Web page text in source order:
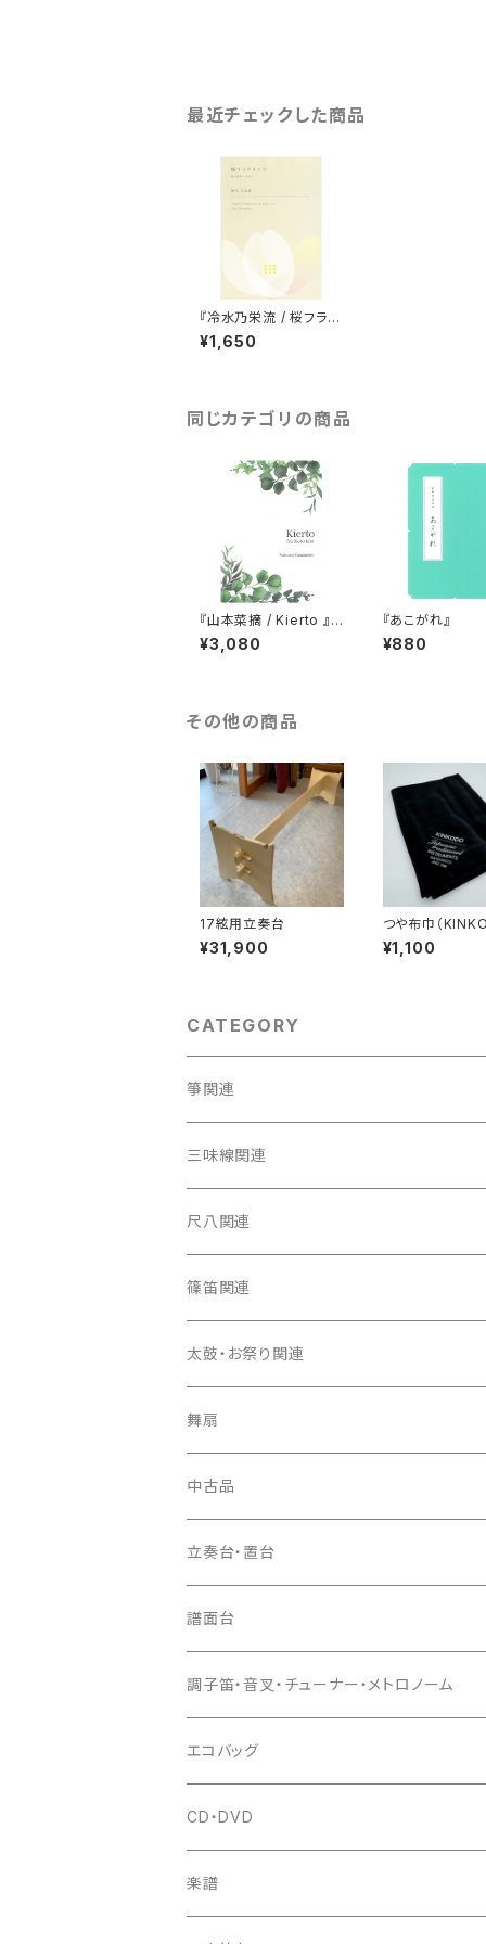
最近チェックした商品
『冷水乃栄流 / 桜フラグ
メンツ』
¥1,650
同じカテゴリの商品
『山本菜摘 / Kierto 』
箏三重奏
¥3,080
『あこがれ』
¥880
その他の商品
17絃用立奏台
¥31,900
つや布巾（
ゴ入り）
¥1,100
CATEGORY
箏関連
箏（本体）
箏カバー
箏袋
口前袋・尾布
爪・爪輪
爪入
爪駒入
猫足入
爪ばさみ
箏柱
柱入
平柱入
三角柱入
琴台
三味線関連
三味線（本体）
三味線ケース
長トランク・三ツ折トランク
ソフトケース
雨用カバー
長袋・三ツ組袋・胴袋
胴掛
根緒
糸
(丸三) 寿糸
はつね糸
駒
地唄駒
長唄駒
糸駒入
爪駒入
撥入
尺八関連
尺八（本体）
尺八袋
歌口キャップ
つゆ切り
篠笛関連
篠笛（本体）
お祭り用６穴
お祭り用７穴
篠笛袋
太鼓・お祭り関連
太鼓（本体）
太鼓撥
手拍子（チャンチャン）
当り鉦
シュモク（当り鉦バチ）
舞扇
中古品
箏（本体）
三味線（本体）
立奏台・置台
譜面台
座奏用譜面台
立奏用譜面台
調子笛・音叉・チューナー・メトロノーム
調子笛・音叉
チューナー・メトロノーム
エコバッグ
CD・DVD
楽譜